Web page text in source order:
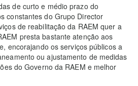
de curto e médio prazo do
constantes do Grupo Director
de reabilitação da RAEM quer a
presta bastante atenção aos
encorajando os serviços públicos a
ou ajustamento de medidas
do Governo da RAEM e melhor